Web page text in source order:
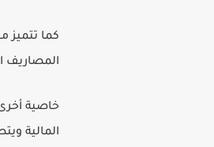
كما تتميز
المصاريف
خاصية
المالية